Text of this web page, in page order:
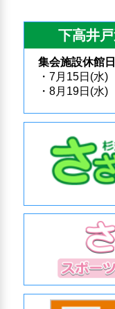
下高井
集会施設休館
・7月15日(水)
・8月19日(水)